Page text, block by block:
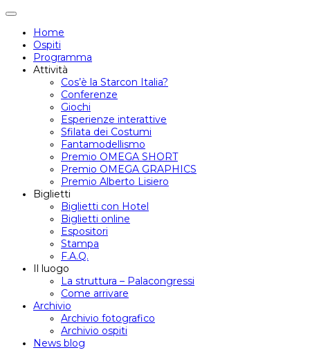
Attiva/disattiva
navigazione
Home
Ospiti
Programma
Attività
Cos’è la Starcon Italia?
Conferenze
Giochi
Esperienze interattive
Sfilata dei Costumi
Fantamodellismo
Premio OMEGA SHORT
Premio OMEGA GRAPHICS
Premio Alberto Lisiero
Biglietti
Biglietti con Hotel
Biglietti online
Espositori
Stampa
F.A.Q.
Il luogo
La struttura – Palacongressi
Come arrivare
Archivio
Archivio fotografico
Archivio ospiti
News blog